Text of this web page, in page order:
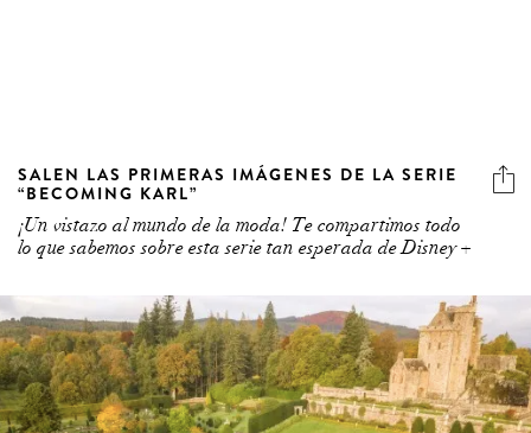
“BECOMING KARL”
¡Un vistazo al mundo de la moda! Te compartimos todo
lo que sabemos sobre esta serie tan esperada de Disney +